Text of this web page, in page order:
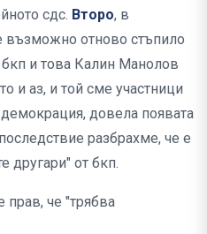
сдс. Второ, в
възможно отново стъпило
и това Калин Манолов
и аз, и той сме участници
довела появата
разбрахме, че е
другари" от бкп.
прав, че "трябва